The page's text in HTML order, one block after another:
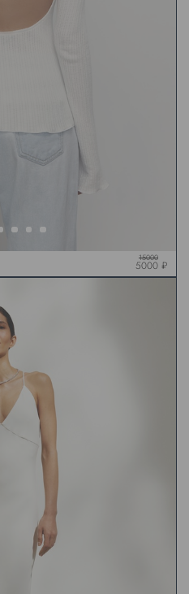
15000
5000 ₽